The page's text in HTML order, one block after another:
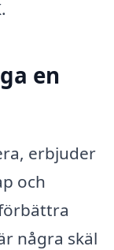
en
erbjuder
och
några skäl